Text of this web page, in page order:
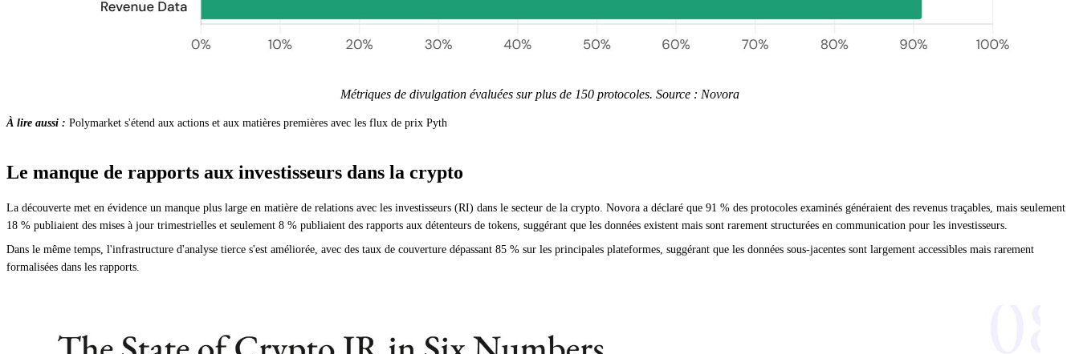
Métriques de divulgation évaluées sur plus de 150 protocoles. Source : Novora
À lire aussi : Polymarket s'étend aux actions et aux matières premières avec les flux de prix Pyth
Le manque de rapports aux investisseurs dans la crypto
La découverte met en évidence un manque plus large en matière de relations avec les investisseurs (RI) dans le secteur de la crypto. Novora a déclaré que 91 % des protocoles examinés généraient des revenus traçables, mais seulement
18 % publiaient des mises à jour trimestrielles et seulement 8 % publiaient des rapports aux détenteurs de tokens, suggérant que les données existent mais sont rarement structurées en communication pour les investisseurs.
Dans le même temps, l'infrastructure d'analyse tierce s'est améliorée, avec des taux de couverture dépassant 85 % sur les principales plateformes, suggérant que les données sous-jacentes sont largement accessibles mais rarement
formalisées dans les rapports.